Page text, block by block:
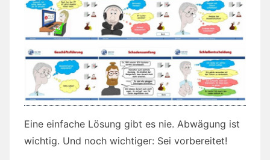
Eine einfache Lösung gibt es nie. Abwägung ist
wichtig. Und noch wichtiger: Sei vorbereitet!